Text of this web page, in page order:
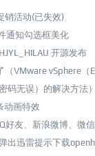
销活动(已失效)
通知勾选框美化
开源发布
（VMware vSphere（
码无误）的解决方法）
动画特效
好友、新浪微博、微
出迅雷提示下载